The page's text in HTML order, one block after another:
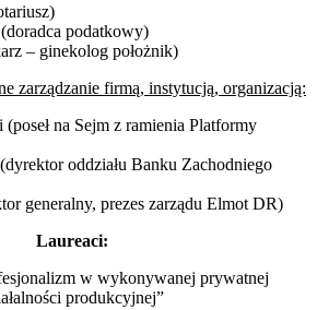
podatkowy)
– ginekolog położnik)
zarządzanie firmą, instytucją, organizacją:
na Sejm z ramienia Platformy
oddziału Banku Zachodniego
generalny, prezes zarządu Elmot DR)
Laureaci:
w wykonywanej prywatnej
produkcyjnej”